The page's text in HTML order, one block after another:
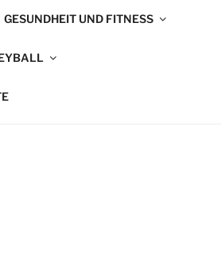
GESUNDHEIT UND FITNESS